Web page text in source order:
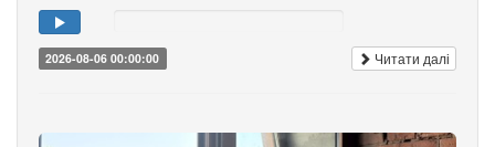
2026-08-06 00:00:00 Читати далі